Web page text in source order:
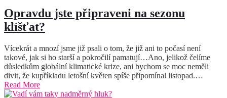
Opravdu jste připraveni na sezonu
klíšťat?
Vícekrát a mnozí jsme již psali o tom, že již ani to počasí není
takové, jak si ho starší a pokročilí pamatují…Ano, jelikož čelíme
důsledkům globální klimatické krize, ani bychom se moc neměli
divit, že kupříkladu letošní květen spíše připomínal listopad.…
Read More